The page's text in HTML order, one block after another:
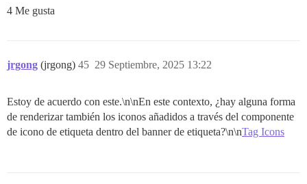
4 Me gusta
jrgong (jrgong) 29 Septiembre, 2025 13:22
45
Estoy de acuerdo con este.\n\nEn este contexto, ¿hay alguna forma
de renderizar también los iconos añadidos a través del componente
de icono de etiqueta dentro del banner de etiqueta?\n\nTag Icons